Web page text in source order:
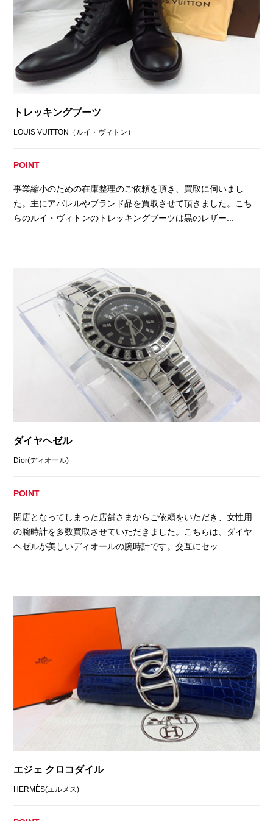
トレッキングブーツ
LOUIS VUITTON（ルイ・ヴィトン）
POINT
事業縮小のための在庫整理のご依頼を頂き、買取に伺いまし
た。主にアパレルやブランド品を買取させて頂きました。こち
らのルイ・ヴィトンのトレッキングブーツは黒のレザー...
ダイヤヘゼル
Dior(ディオール)
POINT
閉店となってしまった店舗さまからご依頼をいただき、女性用
の腕時計を多数買取させていただきました。こちらは、ダイヤ
ヘゼルが美しいディオールの腕時計です。交互にセッ...
エジェ クロコダイル
HERMÈS(エルメス)